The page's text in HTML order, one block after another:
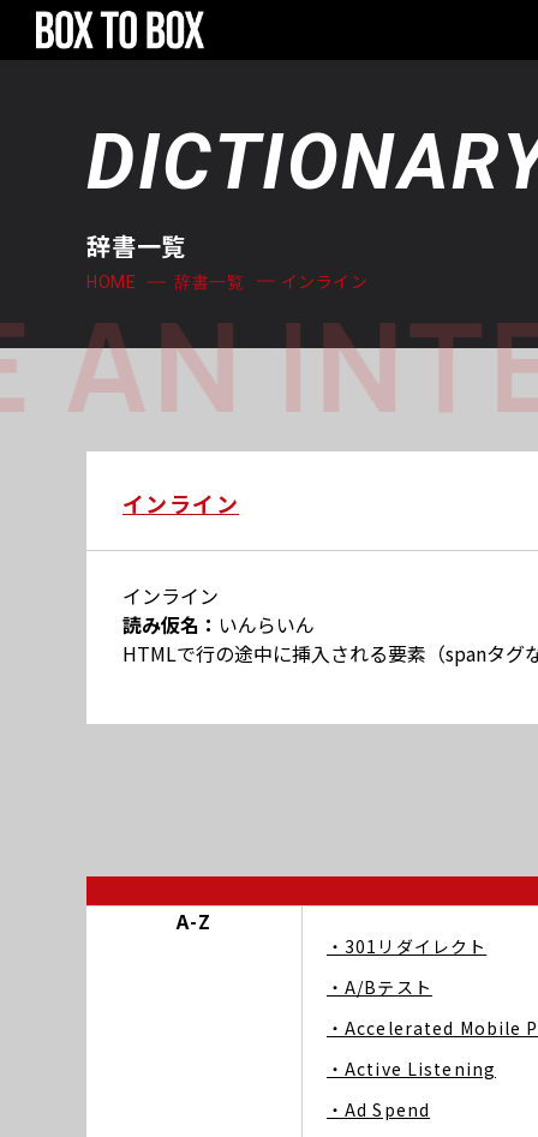
辞書一覧
HOME 辞書一覧 インライン
インライン
インライン
読み仮名： いんらいん
HTMLで行の途中に挿入される要素（spanタグ
A-Z
・301リダイレクト
・A/Bテスト
・Accelerated Mobile
・Active Listening
・Ad Spend